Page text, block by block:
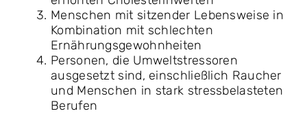
Menschen mit sitzender Lebensweise in
Kombination mit schlechten
Ernährungsgewohnheiten
Personen, die Umweltstressoren
ausgesetzt sind, einschließlich Raucher
und Menschen in stark stressbelasteten
Berufen